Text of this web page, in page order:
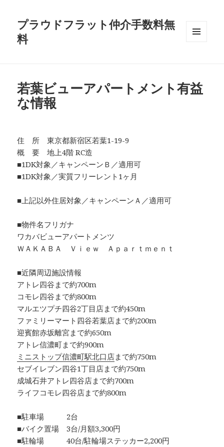
プラウドフラット仲介手数料無
料
若葉ビューアパートメント有益
な情報
住 所 東京都新宿区若葉1-19-9
概 要 地上4階 RC造
■1DK対象／キャンペーンＢ／適用可
■1DK対象／実質フリーレント1ヶ月
■上記以外住居対象／キャンペーンＡ／適用可
■物件名フリガナ
ワカバビューアパートメンツ
ＷＡＫＡＢＡ Ｖｉｅｗ Ａｐａｒｔｍｅｎｔ
■近隣周辺施設情報
アトレ四谷まで約700m
コモレ四谷まで約800m
マルエツプチ四谷2丁目店まで約450m
ファミリーマート四谷若葉店まで約200m
迎賓館赤坂離宮まで約650m
アトレ信濃町まで約900m
ミニストップ信濃町駅北口店まで約750m
セブイレブン四谷1丁目店まで約750m
成城石井アトレ四谷店まで約700m
ライフコモレ四谷店まで約800m
■駐車場 2台
■バイク置場 3台/月額3,300円
■駐輪場 40台/駐輪場ステッカー2,200円